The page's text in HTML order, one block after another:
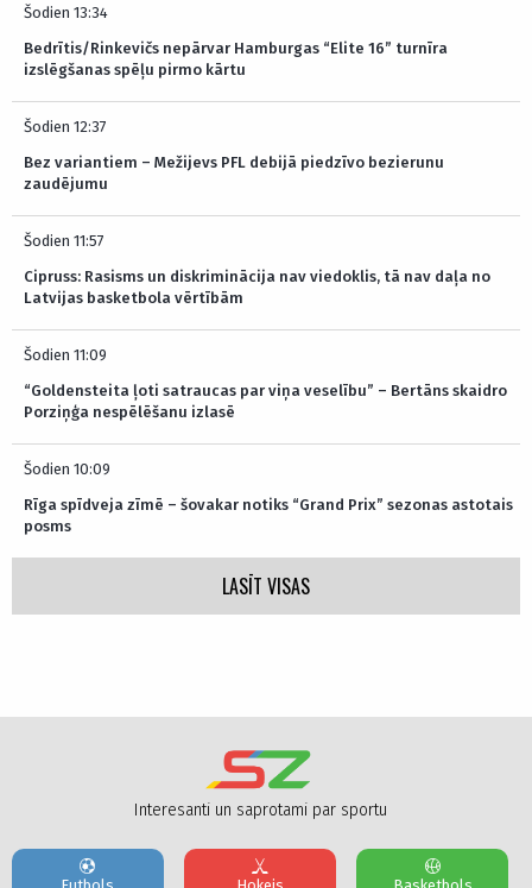
Šodien 13:34
Bedrītis/Rinkevičs nepārvar Hamburgas “Elite 16” turnīra
izslēgšanas spēļu pirmo kārtu
Šodien 12:37
Bez variantiem – Mežijevs PFL debijā piedzīvo bezierunu
zaudējumu
Šodien 11:57
Cipruss: Rasisms un diskriminācija nav viedoklis, tā nav daļa no
Latvijas basketbola vērtībām
Šodien 11:09
“Goldensteita ļoti satraucas par viņa veselību” – Bertāns skaidro
Porziņģa nespēlēšanu izlasē
Šodien 10:09
Rīga spīdveja zīmē – šovakar notiks “Grand Prix” sezonas astotais
posms
LASĪT VISAS
Interesanti un saprotami par sportu